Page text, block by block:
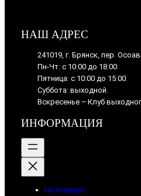
НАШ АДРЕС
241019, г. Брянск, пер.
Пн-Чт: с 10:00 до 18:00.
Пятница: с 10:00 до 15:00.
Суббота: выходной.
Вскресенье – Клуб
ИНФОРМАЦИЯ
На главную